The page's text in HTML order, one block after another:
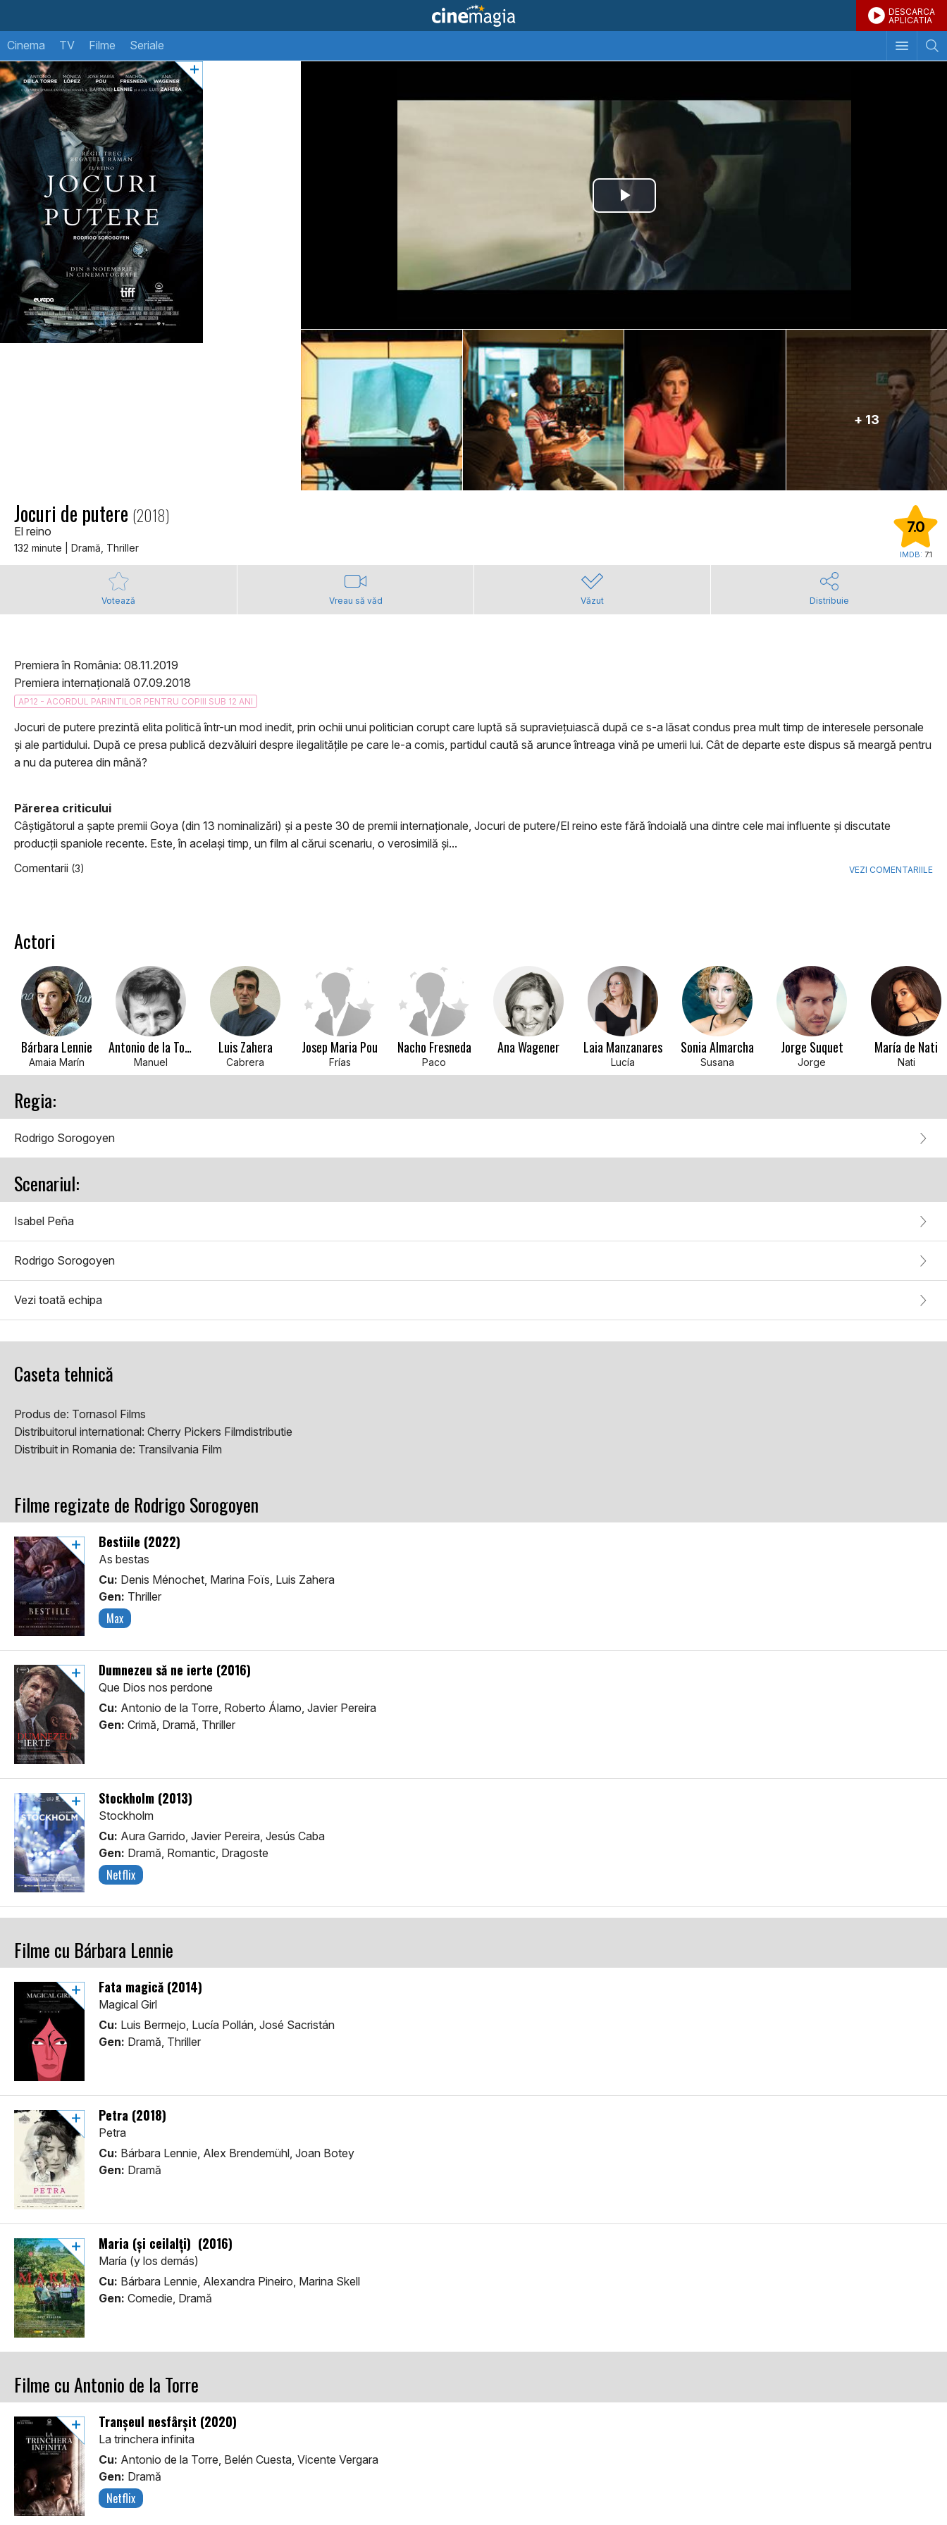
DESCARCA
APLICATIA
Cinema TV Filme Seriale
+ 13
Jocuri de putere (2018)
El reino
132 minute | Dramă, Thriller
7.0
IMDB: 7.1
Votează Vreau să văd Văzut Distribuie
Premiera în România: 08.11.2019
Premiera internațională 07.09.2018
AP12 - ACORDUL PARINTILOR PENTRU COPIII SUB 12 ANI
Jocuri de putere prezintă elita politică într-un mod inedit, prin ochii unui politician corupt care luptă să supraviețuiască după ce s-a lăsat condus prea mult timp de interesele personale
și ale partidului. După ce presa publică dezvăluiri despre ilegalitățile pe care le-a comis, partidul caută să arunce întreaga vină pe umerii lui. Cât de departe este dispus să meargă pentru
a nu da puterea din mână?
Părerea criticului
Câştigătorul a şapte premii Goya (din 13 nominalizări) şi a peste 30 de premii internaţionale, Jocuri de putere/El reino este fără îndoială una dintre cele mai influente şi discutate
producţii spaniole recente. Este, în acelaşi timp, un film al cărui scenariu, o verosimilă şi...
Comentarii (3) VEZI COMENTARIILE
Actori
Bárbara Lennie
Amaia Marín
Antonio de la Torre
Manuel
Luis Zahera
Cabrera
Josep Maria Pou
Frías
Nacho Fresneda
Paco
Ana Wagener Laia Manzanares
Lucía
Sonia Almarcha
Susana
Jorge Suquet
Jorge
María de Nati
Nati
Regia:
Rodrigo Sorogoyen
Scenariul:
Isabel Peña
Rodrigo Sorogoyen
Vezi toată echipa
Caseta tehnică
Produs de: Tornasol Films
Distribuitorul international: Cherry Pickers Filmdistributie
Distribuit in Romania de: Transilvania Film
Filme regizate de Rodrigo Sorogoyen
Bestiile (2022)
As bestas
Cu: Denis Ménochet, Marina Foïs, Luis Zahera
Gen: Thriller
Max
Dumnezeu să ne ierte (2016)
Que Dios nos perdone
Cu: Antonio de la Torre, Roberto Álamo, Javier Pereira
Gen: Crimă, Dramă, Thriller
Stockholm (2013)
Stockholm
Cu: Aura Garrido, Javier Pereira, Jesús Caba
Gen: Dramă, Romantic, Dragoste
Netflix
Filme cu Bárbara Lennie
Fata magică (2014)
Magical Girl
Cu: Luis Bermejo, Lucía Pollán, José Sacristán
Gen: Dramă, Thriller
Petra (2018)
Petra
Cu: Bárbara Lennie, Alex Brendemühl, Joan Botey
Gen: Dramă
Maria (şi ceilalţi) (2016)
María (y los demás)
Cu: Bárbara Lennie, Alexandra Pineiro, Marina Skell
Gen: Comedie, Dramă
Filme cu Antonio de la Torre
Tranșeul nesfârșit (2020)
La trinchera infinita
Cu: Antonio de la Torre, Belén Cuesta, Vicente Vergara
Gen: Dramă
Netflix